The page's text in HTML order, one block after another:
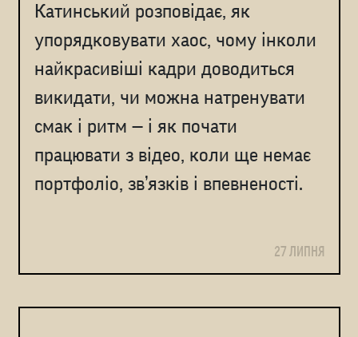
Катинський розповідає, як
упорядковувати хаос, чому інколи
найкрасивіші кадри доводиться
викидати, чи можна натренувати
смак і ритм — і як почати
працювати з відео, коли ще немає
портфоліо, зв’язків і впевненості.
27 ЛИПНЯ